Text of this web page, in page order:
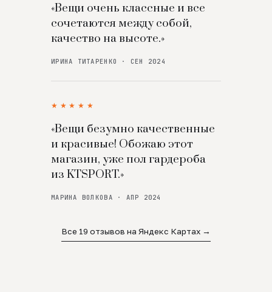
«Вещи очень классные и все
сочетаются между собой,
качество на высоте.»
ИРИНА ТИТАРЕНКО · СЕН 2024
★★★★★
«Вещи безумно качественные
и красивые! Обожаю этот
магазин, уже пол гардероба
из KTSPORT.»
МАРИНА ВОЛКОВА · АПР 2024
Все 19 отзывов на Яндекс Картах →